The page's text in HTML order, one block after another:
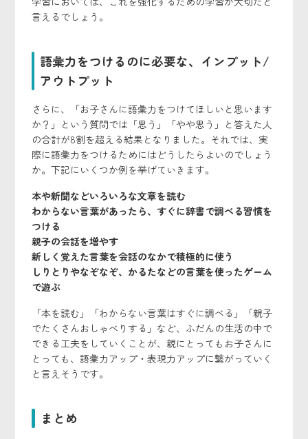
言えるでしょう。
語彙力をつけるのに必要な、インプット/
アウトプット
さらに、「お子さんに語彙力をつけてほしいと思います
か？」という質問では「思う」「やや思う」と答えた人
の合計が8割を超える結果となりました。それでは、実
際に語彙力をつけるためにはどうしたらよいのでしょう
か。下記にいくつか例を挙げていきます。
本や新聞などいろいろな文章を読む
わからない言葉があったら、すぐに辞書で調べる習慣を
つける
親子の会話を増やす
新しく覚えた言葉を会話のなかで積極的に使う
しりとりやなぞなぞ、かるたなどの言葉を使ったゲーム
で遊ぶ
「本を読む」「わからない言葉はすぐに調べる」「親子
でたくさんおしゃべりする」など、ふだんの生活の中で
できる工夫をしていくことが、親にとってもお子さんに
とっても、語彙力アップ・表現力アップに繋がっていく
と言えそうです。
まとめ